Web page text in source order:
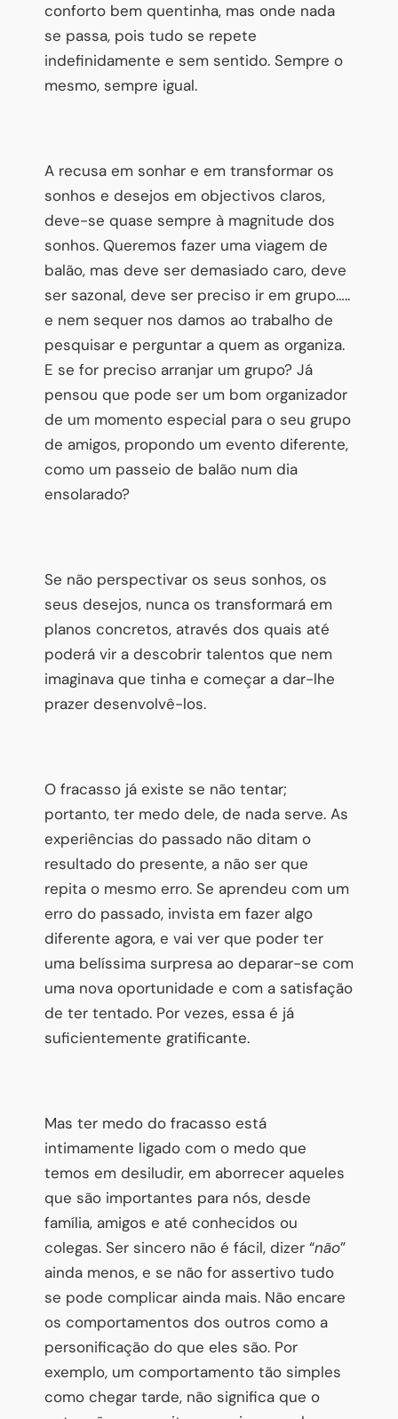
conforto bem quentinha, mas onde nada
se passa, pois tudo se repete
indefinidamente e sem sentido. Sempre o
mesmo, sempre igual.
A recusa em sonhar e em transformar os
sonhos e desejos em objectivos claros,
deve-se quase sempre à magnitude dos
sonhos. Queremos fazer uma viagem de
balão, mas deve ser demasiado caro, deve
ser sazonal, deve ser preciso ir em grupo…..
e nem sequer nos damos ao trabalho de
pesquisar e perguntar a quem as organiza.
E se for preciso arranjar um grupo? Já
pensou que pode ser um bom organizador
de um momento especial para o seu grupo
de amigos, propondo um evento diferente,
como um passeio de balão num dia
ensolarado?
Se não perspectivar os seus sonhos, os
seus desejos, nunca os transformará em
planos concretos, através dos quais até
poderá vir a descobrir talentos que nem
imaginava que tinha e começar a dar-lhe
prazer desenvolvê-los.
O fracasso já existe se não tentar;
portanto, ter medo dele, de nada serve. As
experiências do passado não ditam o
resultado do presente, a não ser que
repita o mesmo erro. Se aprendeu com um
erro do passado, invista em fazer algo
diferente agora, e vai ver que poder ter
uma belíssima surpresa ao deparar-se com
uma nova oportunidade e com a satisfação
de ter tentado. Por vezes, essa é já
suficientemente gratificante.
Mas ter medo do fracasso está
intimamente ligado com o medo que
temos em desiludir, em aborrecer aqueles
que são importantes para nós, desde
família, amigos e até conhecidos ou
colegas. Ser sincero não é fácil, dizer “não”
ainda menos, e se não for assertivo tudo
se pode complicar ainda mais. Não encare
os comportamentos dos outros como a
personificação do que eles são. Por
exemplo, um comportamento tão simples
como chegar tarde, não significa que o